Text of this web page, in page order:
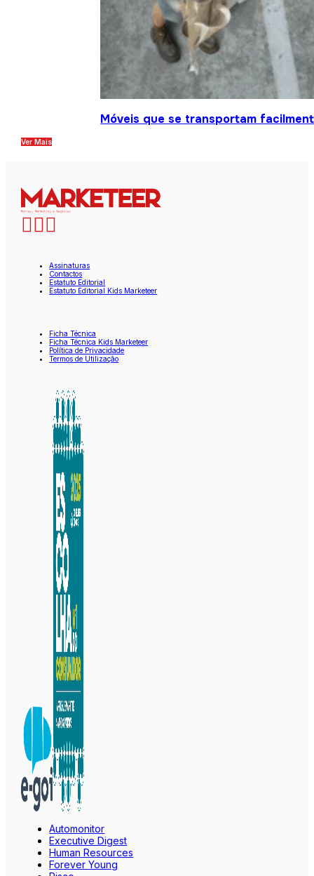
Móveis que se transportam
Ver Mais
Assinaturas
Contactos
Estatuto Editorial
Estatuto Editorial Kids Marketeer
Ficha Técnica
Ficha Técnica Kids Marketeer
Política de Privacidade
Termos de Utilização
Automonitor
Executive Digest
Human Resources
Forever Young